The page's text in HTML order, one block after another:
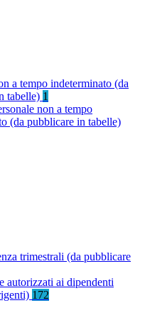
a tempo indeterminato (da
tabelle) 1
non a tempo
(da pubblicare in tabelle)
trimestrali (da pubblicare
autorizzati ai dipendenti
172